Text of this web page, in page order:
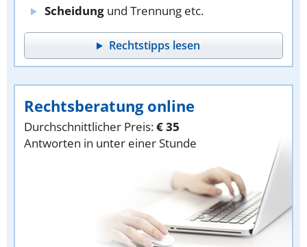
Scheidung und Trennung etc.
Rechtstipps lesen
Rechtsberatung online
Durchschnittlicher Preis:€ 35
Antworten in unter einer Stunde